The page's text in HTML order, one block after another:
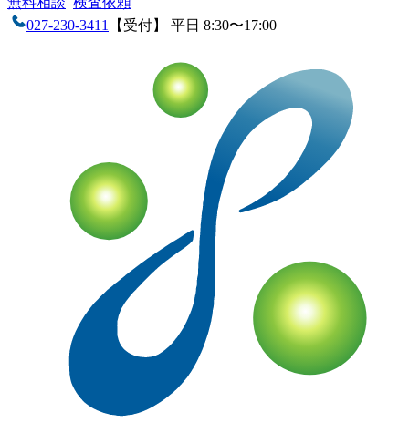
027-230-3411
【受付】 平日 8:30〜17:00